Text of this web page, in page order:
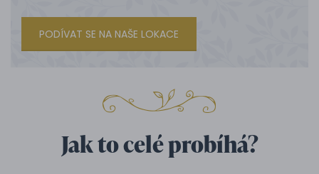
PODÍVAT SE NA NAŠE LOKACE
Jak to celé probíhá?